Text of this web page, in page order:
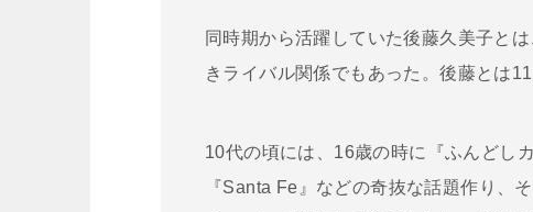
同時期から活躍していた後藤久美子と
きライバル関係でもあった。後藤とは
10代の頃には、16歳の時に『ふんどし
『Santa Fe』などの奇抜な話題作り、